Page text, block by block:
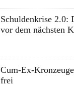
Schuldenkrise 2.0:
vor dem nächsten
Cum-Ex-
frei